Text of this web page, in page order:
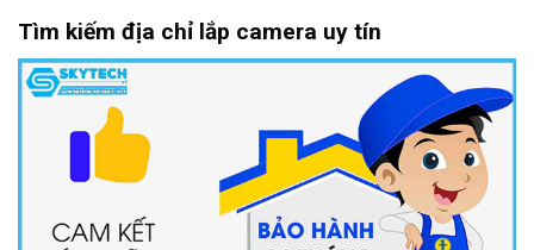
Tìm kiếm địa chỉ lắp camera uy tín